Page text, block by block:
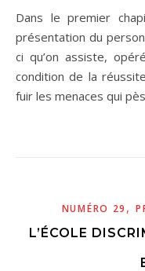
Dans le premier chapitre consacré habituellement à la
présentation du
ci qu’on assiste,
condition de la
fuir les menaces qui
NUMÉRO 29 ,
L’ÉCOLE